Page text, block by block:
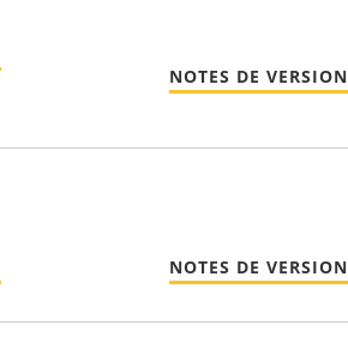
NOTES DE VERSION
NOTES DE VERSION